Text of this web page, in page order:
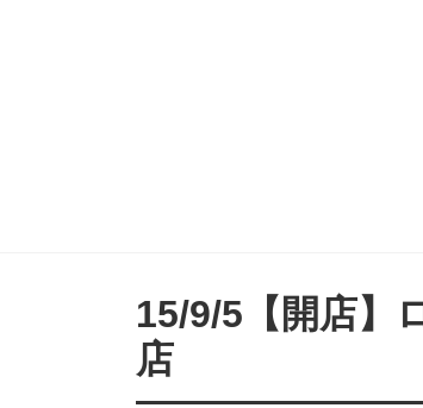
15/9/5【開店】
店